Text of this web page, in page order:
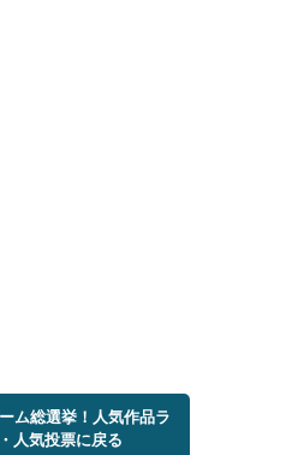
ム総選挙！人気作品ラ
人気投票に戻る